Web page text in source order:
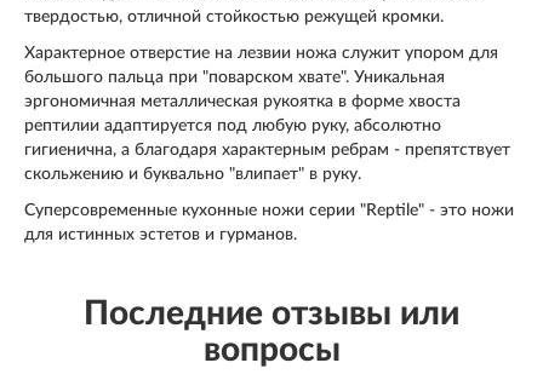
твердостью, отличной стойкостью режущей кромки.
Характерное отверстие на лезвии ножа служит упором для
большого пальца при "поварском хвате". Уникальная
эргономичная металлическая рукоятка в форме хвоста
рептилии адаптируется под любую руку, абсолютно
гигиенична, а благодаря характерным ребрам - препятствует
скольжению и буквально "влипает" в руку.
Суперсовременные кухонные ножи серии "Reptile" - это ножи
для истинных эстетов и гурманов.
Последние отзывы или
вопросы